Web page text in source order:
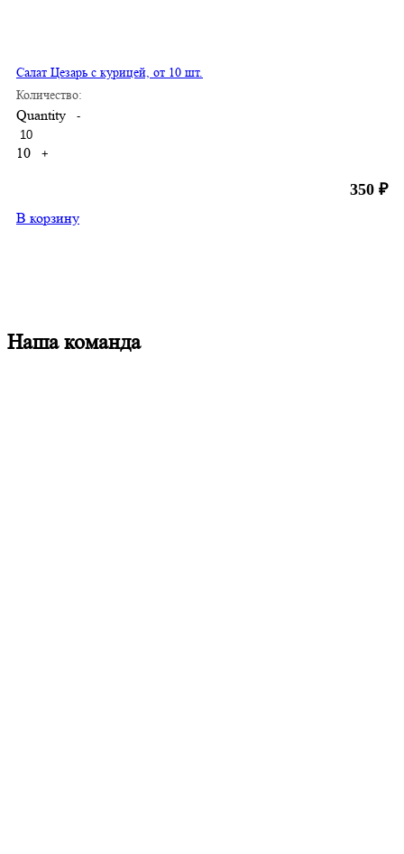
Салат Цезарь с курицей, от 10 шт.
Количество:
Quantity -
10 +
350 ₽
В корзину
Наша команда